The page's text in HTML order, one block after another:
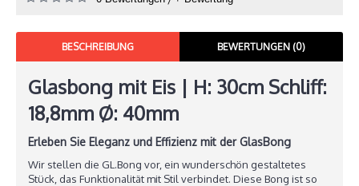
BESCHREIBUNG BEWERTUNGEN (0)
Glasbong mit Eis | H: 30cm Schliff:
18,8mm Ø: 40mm
Erleben Sie Eleganz und Effizienz mit der GlasBong
Wir stellen die GL.Bong vor, ein wunderschön gestaltetes
Stück, das Funktionalität mit Stil verbindet. Diese Bong ist so